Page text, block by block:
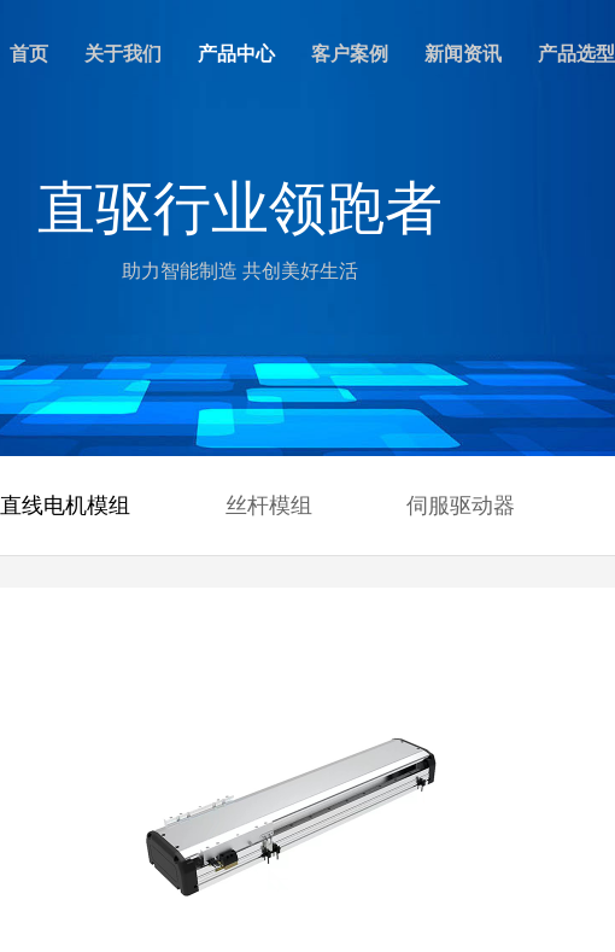
首页 关于我们 产品中心 客户案例 新闻资讯 产品选型
直驱行业领跑者
助力智能制造 共创美好生活
直线电机模组 丝杆模组 伺服驱动器